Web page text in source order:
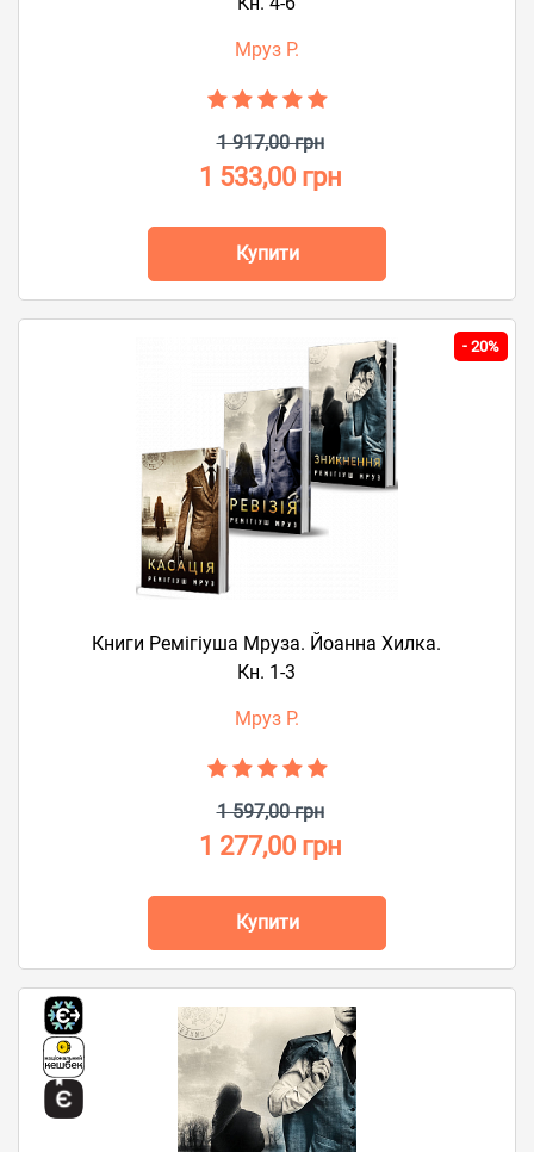
Мруз Р.
1 917,00 грн
1 533,00 грн
Купити
- 20%
Книги Ремігіуша Мруза. Йоанна Хилка.
Кн. 1-3
Мруз Р.
1 597,00 грн
1 277,00 грн
Купити